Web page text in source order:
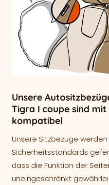
Unsere
Tigra I coupe sind
kompatibel
Unsere Sitzbezüge
Sicherheitsstandards
dass die Funktion der
uneingeschränkt